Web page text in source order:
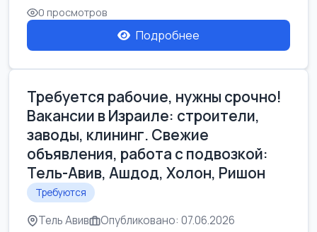
0 просмотров
Подробнее
Требуется рабочие, нужны срочно!
Вакансии в Израиле: строители,
заводы, клининг. Свежие
объявления, работа с подвозкой:
Тель-Авив, Ашдод, Холон, Ришон
Требуются
Тель Авив Опубликовано: 07.06.2026